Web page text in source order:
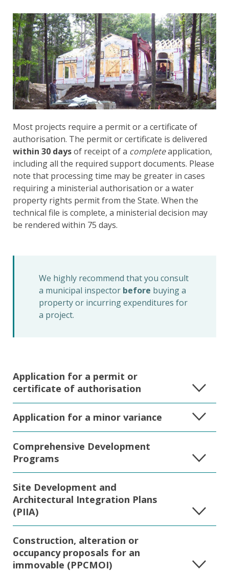
Most projects require a permit or a certificate of
authorisation. The permit or certificate is delivered
within 30 daysof receipt of a completeapplication,
including all the required support documents. Please
note that processing time may be greater in cases
requiring a ministerial authorisation or a water
property rights permit from the State. When the
technical file is complete, a ministerial decision may
be rendered within 75 days.
We highly recommend that you consult
a municipal inspector before buying a
property or incurring expenditures for
a project.
Application for a permit or
certificate of authorisation
Application for a minor variance
Comprehensive Development
Programs
Site Development and
Architectural Integration Plans
(PIIA)
Construction, alteration or
occupancy proposals for an
immovable (PPCMOI)